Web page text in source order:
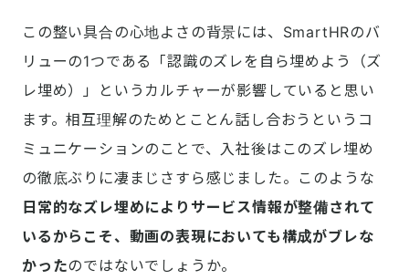
この整い具合の心地よさの背景には、SmartHRのバ
リューの1つである「認識のズレを自ら埋めよう（ズ
レ埋め）」というカルチャーが影響していると思い
ます。相互理解のためとことん話し合おうというコ
ミュニケーションのことで、入社後はこのズレ埋め
の徹底ぶりに凄まじさすら感じました。このような
日常的なズレ埋めによりサービス情報が整備されて
いるからこそ、動画の表現においても構成がブレな
かったのではないでしょうか。